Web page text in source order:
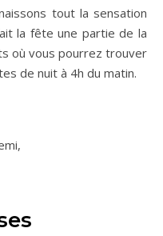
tout la sensation
la fête une partie de la
où vous pourrez trouver
de nuit à 4h du matin.